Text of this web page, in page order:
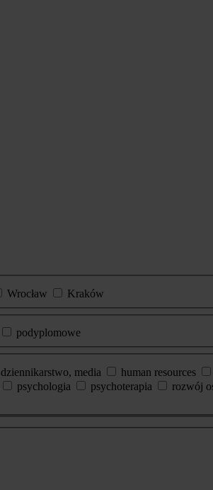
Wrocław
Kraków
podyplomowe
dziennikarstwo, media human resources
psychologia psychoterapia rozwój